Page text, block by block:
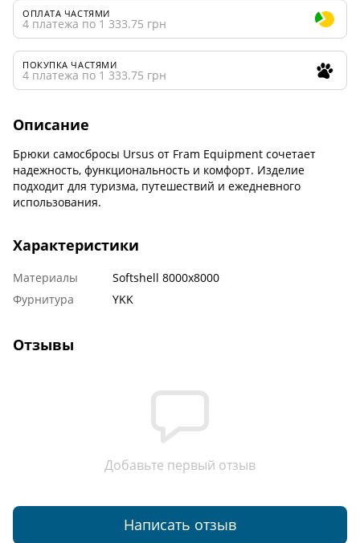
ОПЛАТА ЧАСТЯМИ
4 платежа по 1 333.75 грн
ПОКУПКА ЧАСТЯМИ
4 платежа по 1 333.75 грн
Описание
Брюки самосбросы Ursus от Fram Equipment сочетает
надежность, функциональность и комфорт. Изделие
подходит для туризма, путешествий и ежедневного
использования.
Характеристики
Материалы
Softshell 8000x8000
Фурнитура
YKK
Отзывы
Добавьте первый отзыв
Написать отзыв